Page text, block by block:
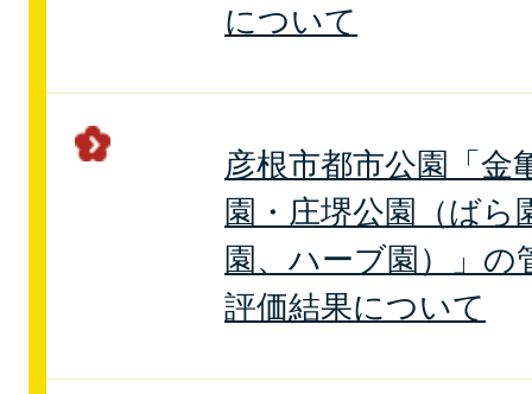
について
彦根市都市公園「金
園・庄堺公園（ばら
園、ハーブ園）」の
評価結果について